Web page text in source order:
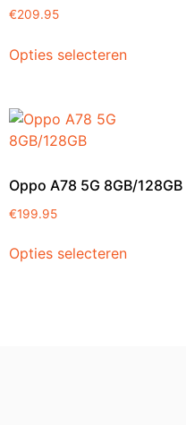
€209.95
Opties selecteren
Oppo A78 5G 8GB/128GB
€199.95
Opties selecteren